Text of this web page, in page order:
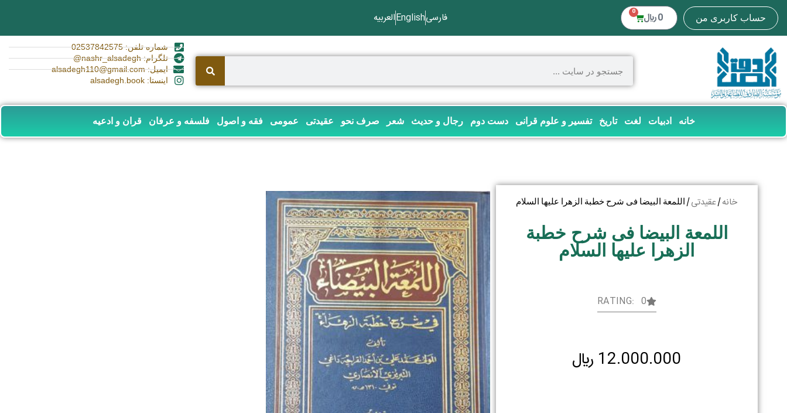
حساب کاربری من 0 ﷼ 0 فارسیEnglishالعربیه
شماره تلفن: 02537842575
تلگرام: nashr_alsadegh@
ایمیل: alsadegh110@gmail.com
اینستا: alsadegh.book
خانه ادبیات لغت تاریخ تفسیر و علوم قرانی دست دوم رجال و حدیث شعر صرف نحو عقیدتی عمومی فقه و اصول فلسفه و عرفان قران و ادعیه
خانه/عقیدتی/ اللمعة البیضا فی شرح خطبة الزهرا علیها السلام
اللمعة البیضا فی شرح خطبة
الزهرا علیها السلام
RATING: 0
12.000.000 ﷼